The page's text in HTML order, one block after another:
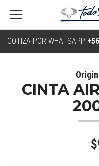
COTIZA POR WHATSAPP
CINTA